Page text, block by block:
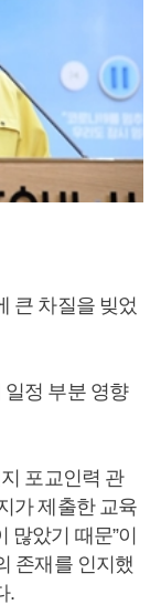
큰 차질을 빚었
정 부분 영향
포교인력 관
가 제출한 교육
았기 때문”이
존재를 인지했
.